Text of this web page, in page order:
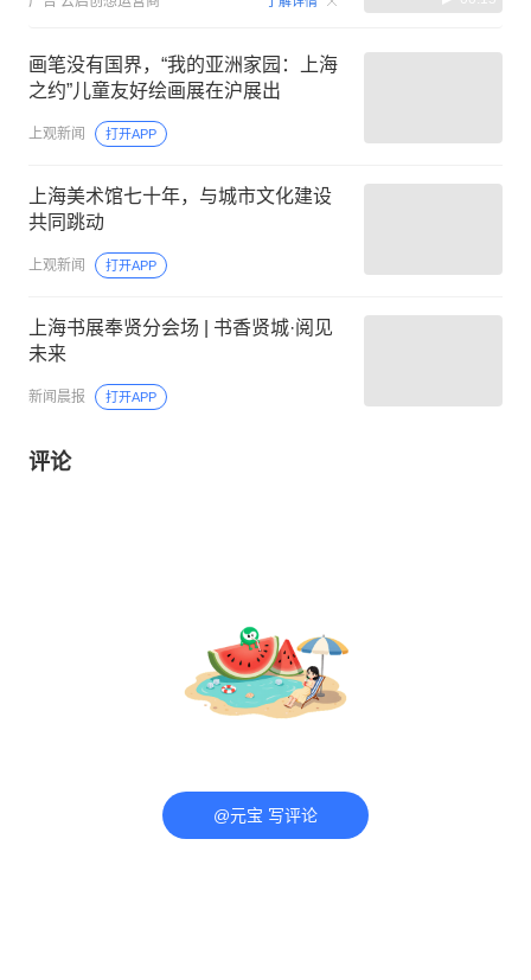
画笔没有国界，“我的亚洲家园：上海
之约”儿童友好绘画展在沪展出
上观新闻 打开APP
上海美术馆七十年，与城市文化建设
共同跳动
上观新闻 打开APP
上海书展奉贤分会场 | 书香贤城·阅见
未来
新闻晨报 打开APP
评论
@元宝 写评论